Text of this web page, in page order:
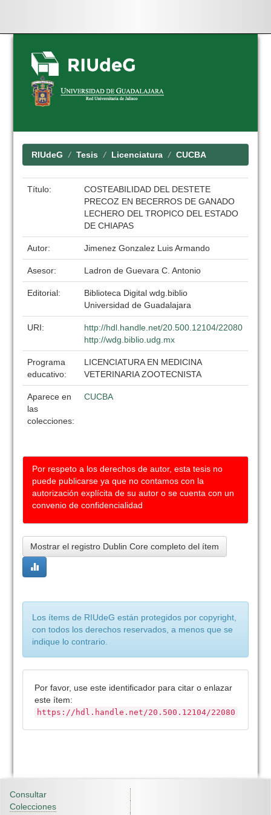
Skip
navigation
RIUdeG Tesis Licenciatura CUCBA
Título:
COSTEABILIDAD DEL DESTETE
PRECOZ EN BECERROS DE GANADO
LECHERO DEL TROPICO DEL ESTADO
DE CHIAPAS
Autor: Jimenez Gonzalez Luis Armando
Asesor: Ladron de Guevara C. Antonio
Editorial:
Biblioteca Digital wdg.biblio
Universidad de Guadalajara
URI:
http://hdl.handle.net/20.500.12104/22080
http://wdg.biblio.udg.mx
Programa
educativo:
LICENCIATURA EN MEDICINA
VETERINARIA ZOOTECNISTA
Aparece en
las
colecciones:
CUCBA
Por respeto a los derechos de autor, esta tesis no
puede publicarse ya que no contamos con la
autorización explícita de su autor o se cuenta con un
convenio de confidencialidad
Mostrar el registro Dublin Core completo del ítem
Los ítems de RIUdeG están protegidos por copyright,
con todos los derechos reservados, a menos que se
indique lo contrario.
Por favor, use este identificador para citar o enlazar
este ítem:
https://hdl.handle.net/20.500.12104/22080
Consultar
Colecciones